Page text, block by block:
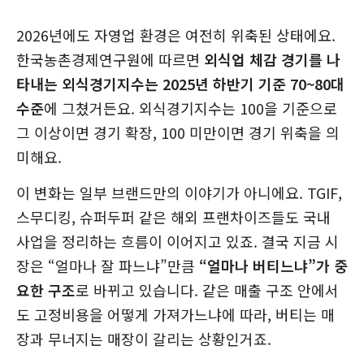
2026년에도 자영업 환경은 여전히 위축된 상태에요.
한국농촌경제연구원에 따르면 외식업 체감 경기를 나
타내는 외식경기지수는 2025년 하반기 기준 70~80대
수준에 그쳤거든요. 외식경기지수는 100을 기준으로
그 이상이면 경기 확장, 100 미만이면 경기 위축을 의
미해요.
이 변화는 일부 브랜드만의 이야기가 아니에요. TGIF,
스무디킹, 슈퍼두퍼 같은 해외 프랜차이즈들도 국내
사업을 정리하는 흐름이 이어지고 있죠. 결국 지금 시
장은 “얼마나 잘 파느냐”만큼 “얼마나 버티느냐”가 중
요한 구조로 바뀌고 있습니다. 같은 매출 구조 안에서
도 고정비용을 어떻게 가져가느냐에 따라, 버티는 매
장과 무너지는 매장이 갈리는 상황인거죠.